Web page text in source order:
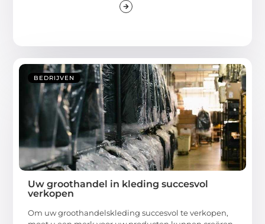
BEDRIJVEN
Uw groothandel in kleding succesvol
verkopen
Om uw groothandelskleding succesvol te verkopen,